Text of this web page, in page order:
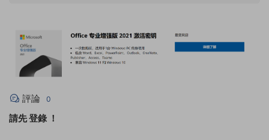
評論 0
請先登錄 ！